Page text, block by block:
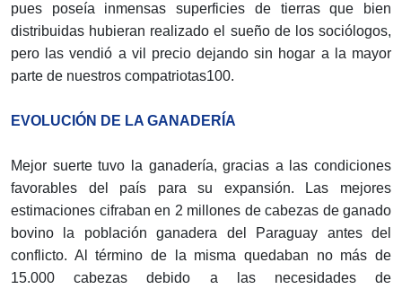
pues poseía inmensas superficies de tierras que bien
distribuidas hubieran realizado el sueño de los sociólogos,
pero las vendió a vil precio dejando sin hogar a la mayor
parte de nuestros compatriotas100.
EVOLUCIÓN DE LA GANADERÍA
Mejor suerte tuvo la ganadería, gracias a las condiciones
favorables del país para su expansión. Las mejores
estimaciones cifraban en 2 millones de cabezas de ganado
bovino la población ganadera del Paraguay antes del
conflicto. Al término de la misma quedaban no más de
15.000 cabezas debido a las necesidades de